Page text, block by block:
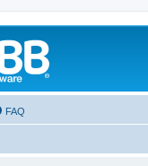
FAQ